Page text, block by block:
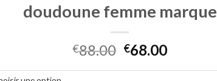
doudoune femme marque
€88.00 €68.00